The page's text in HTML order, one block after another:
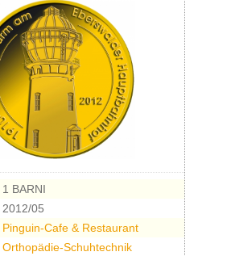
1 BARNI
2012/05
Pinguin-Cafe & Restaurant
Orthopädie-Schuhtechnik